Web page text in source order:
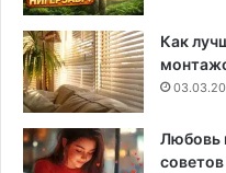
Как
Любовь
советов